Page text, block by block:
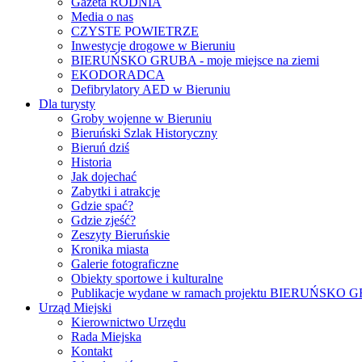
Media o nas
CZYSTE POWIETRZE
Inwestycje drogowe w Bieruniu
BIERUŃSKO GRUBA - moje miejsce na ziemi
EKODORADCA
Defibrylatory AED w Bieruniu
Dla turysty
Groby wojenne w Bieruniu
Bieruński Szlak Historyczny
Bieruń dziś
Historia
Jak dojechać
Zabytki i atrakcje
Gdzie spać?
Gdzie zjeść?
Zeszyty Bieruńskie
Kronika miasta
Galerie fotograficzne
Obiekty sportowe i kulturalne
Publikacje wydane w ramach projektu BIERUŃSKO
Urząd Miejski
Kierownictwo Urzędu
Rada Miejska
Kontakt